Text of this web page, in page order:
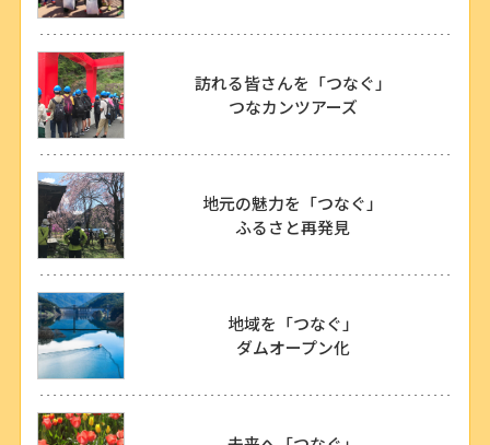
訪れる皆さんを「つなぐ」
つなカンツアーズ
地元の魅力を「つなぐ」
ふるさと再発見
地域を「つなぐ」
ダムオープン化